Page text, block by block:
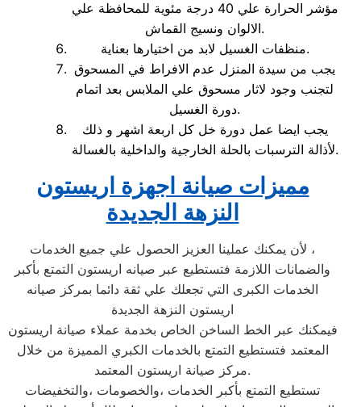
مؤشر الحرارة علي 40 درجة مئوية للمحافظة علي
الالوان ونسيج القماش.
منظفات الغسيل لابد من اختيارها بعناية.
يجب من سيدة المنزل عدم الافراط في المسحوق
لتجنب وجود لاثار مسحوق علي الملابس بعد اتمام
دورة الغسيل.
يجب ايضا عمل دورة خل كل اربعة اشهر و ذلك
لأذالة الترسبات بالحلة الخارجية والداخلية بالغسالة.
مميزات صيانة اجهزة اريستون
النزهة الجديدة
لأن يمكنك عملينا العزيز الحصول علي جميع الخدمات ،
والضمانات اللازمة فتستطيع عبر صيانه اريستون التمتع بأكبر
الخدمات الكبرى التي تجعلك علي ثقة دائما بمركز صيانه
اريستون النزهة الجديدة
فيمكنك عبر الخط الساخن الخاص بخدمة عملاء صيانة اريستون
المعتمد فتستطيع التمتع بالخدمات الكبري المميزة من خلال
مركز صيانة اريستون المعتمد.
تستطيع التمتع بأكبر الخدمات ،والخصومات ،والتخفيضات